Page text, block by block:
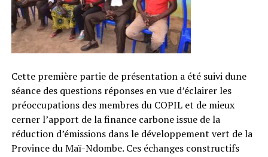
Cette première partie de présentation a été suivi dune
séance des questions réponses en vue d’éclairer les
préoccupations des membres du COPIL et de mieux
cerner l’apport de la finance carbone issue de la
réduction d’émissions dans le développement vert de la
Province du Maï-Ndombe. Ces échanges constructifs